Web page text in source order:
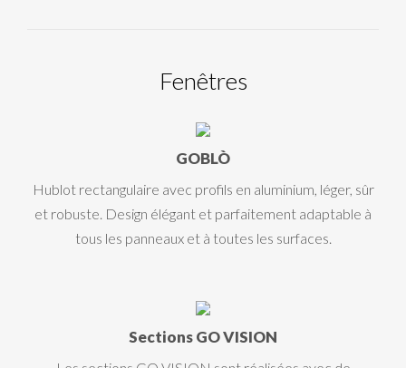
Fenêtres
GOBLÒ
Hublot rectangulaire avec profils en aluminium, léger, sûr
et robuste. Design élégant et parfaitement adaptable à
tous les panneaux et à toutes les surfaces.
Sections GO VISION